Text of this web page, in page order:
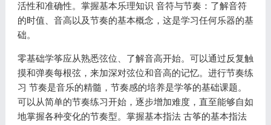
活性和准确性。掌握基本乐理知识 音符与节奏：了解音符
的时值、音高以及节奏的基本概念，这是学习任何乐器的基
础。
零基础学筝应从熟悉弦位、了解音高开始。可以通过反复触
摸和弹奏每根弦，来加深对弦位和音高的记忆。进行节奏练
习 节奏是音乐的精髓，节奏感的培养是学筝的基础课题。
可以从简单的节奏练习开始，逐步增加难度，直至能够自如
地掌握各种变化的节奏型。掌握基本指法 古筝的基本指法